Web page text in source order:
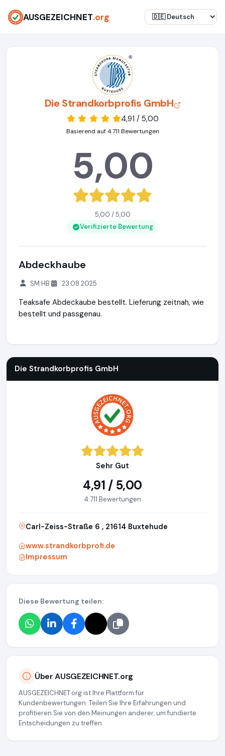
AUSGEZEICHNET.org
Die Strandkorbprofis GmbH
4,91 / 5,00
Basierend auf 4.711 Bewertungen
5,00
5,00 / 5,00
Verifizierte Bewertung
Abdeckhaube
SM HB 23.08.2025
Teaksafe Abdeckaube bestellt. Lieferung zeitnah, wie
bestellt und passgenau.
Die Strandkorbprofis GmbH
Sehr Gut
4,91 / 5,00
4.711 Bewertungen
Carl-Zeiss-Straße 6 , 21614 Buxtehude
www.strandkorbprofi.de
Impressum
Diese Bewertung teilen:
Über AUSGEZEICHNET.org
AUSGEZEICHNET.org ist Ihre Plattform für
Kundenbewertungen. Teilen Sie Ihre Erfahrungen und
profitieren Sie von den Meinungen anderer, um fundierte
Entscheidungen zu treffen.